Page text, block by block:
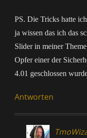
PS. Die Tricks hatte
ja wissen das ich das
Slider in meiner
Opfer einer der
4.01 geschlossen
Antworten